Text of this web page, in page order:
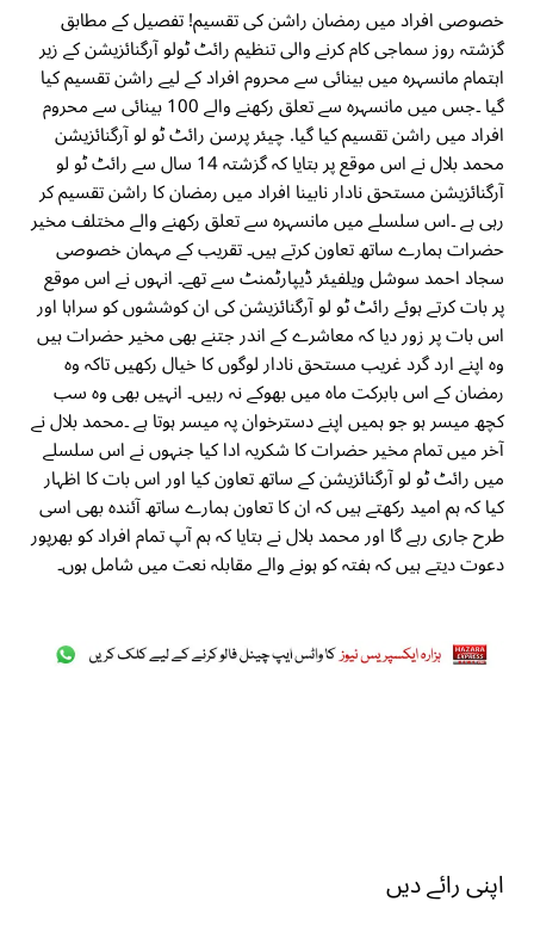
خصوصی افراد میں رمضان راشن کی تقسیم! تفصیل کے مطابق
گزشتہ روز سماجی کام کرنے والی تنظیم رائٹ ٹولو آرگنائزیشن کے زیر
اہتمام مانسہرہ میں بینائی سے محروم افراد کے لیے راشن تقسیم کیا
گیا ۔جس میں مانسہرہ سے تعلق رکھنے والے 100 بینائی سے محروم
افراد میں راشن تقسیم کیا گیا. چیئر پرسن رائٹ ٹو لو آرگنائزیشن
محمد بلال نے اس موقع پر بتایا کہ گزشتہ 14 سال سے رائٹ ٹو لو
آرگنائزیشن مستحق نادار نابینا افراد میں رمضان کا راشن تقسیم کر
رہی ہے ۔اس سلسلے میں مانسہرہ سے تعلق رکھنے والے مختلف مخیر
حضرات ہمارے ساتھ تعاون کرتے ہیں۔ تقریب کے مہمان خصوصی
سجاد احمد سوشل ویلفیئر ڈیپارٹمنٹ سے تھے۔ انہوں نے اس موقع
پر بات کرتے ہوئے رائٹ ٹو لو آرگنائزیشن کی ان کوششوں کو سراہا اور
اس بات پر زور دیا کہ معاشرے کے اندر جتنے بھی مخیر حضرات ہیں
وہ اپنے ارد گرد غریب مستحق نادار لوگوں کا خیال رکھیں تاکہ وہ
رمضان کے اس بابرکت ماہ میں بھوکے نہ رہیں۔ انہیں بھی وہ سب
کچھ میسر ہو جو ہمیں اپنے دسترخوان پہ میسر ہوتا ہے ۔محمد بلال نے
آخر میں تمام مخیر حضرات کا شکریہ ادا کیا جنہوں نے اس سلسلے
میں رائٹ ٹو لو آرگنائزیشن کے ساتھ تعاون کیا اور اس بات کا اظہار
کیا کہ ہم امید رکھتے ہیں کہ ان کا تعاون ہمارے ساتھ آئندہ بھی اسی
طرح جاری رہے گا اور محمد بلال نے بتایا کہ ہم آپ تمام افراد کو بھرپور
دعوت دیتے ہیں کہ ہفتہ کو ہونے والے مقابلہ نعت میں شامل ہوں۔
اپنی رائے دیں